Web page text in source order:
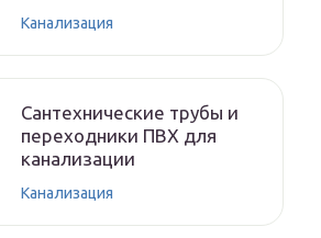
Канализация
Сантехнические трубы и
переходники ПВХ для
канализации
Канализация